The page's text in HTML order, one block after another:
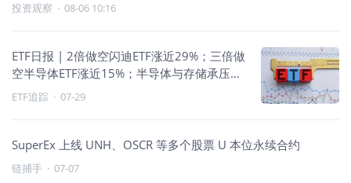
投资观察 · 08-06 10:16
ETF日报 | 2倍做空闪迪ETF涨近29%；三倍做
空半导体ETF涨近15%；半导体与存储承压，
做空主导
ETF追踪 · 07-29
SuperEx 上线 UNH、OSCR 等多个股票 U 本位永续合约
链捕手 · 07-07